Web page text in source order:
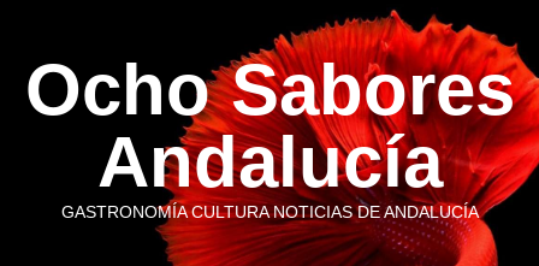
contenido
Ocho Sabores
Andalucía
GASTRONOMÍA CULTURA NOTICIAS DE ANDALUCÍA